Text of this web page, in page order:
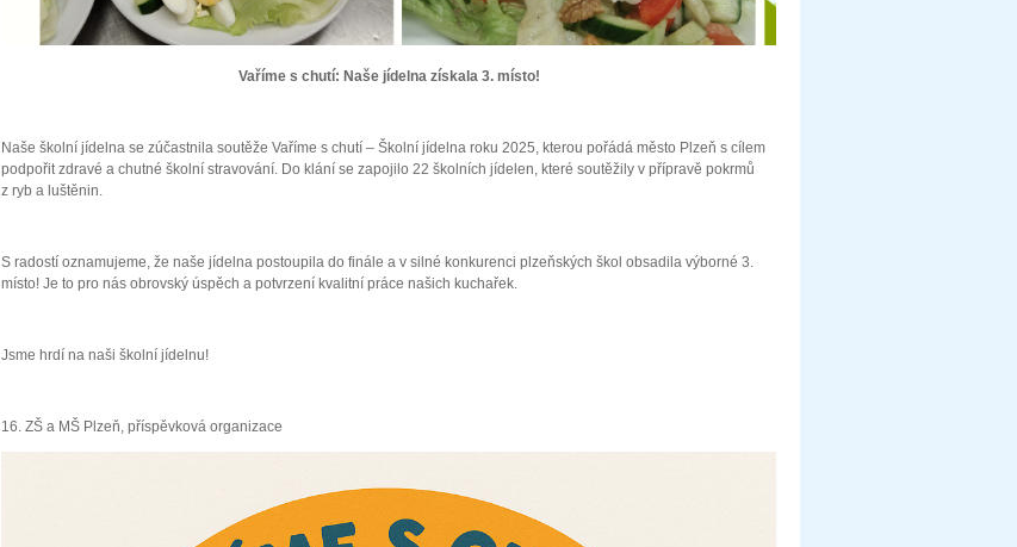
Vaříme s chutí: Naše jídelna získala 3. místo!
Naše školní jídelna se zúčastnila soutěže Vaříme s chutí – Školní jídelna roku 2025, kterou pořádá město Plzeň s cílem
podpořit zdravé a chutné školní stravování. Do klání se zapojilo 22 školních jídelen, které soutěžily v přípravě pokrmů
z ryb a luštěnin.
S radostí oznamujeme, že naše jídelna postoupila do finále a v silné konkurenci plzeňských škol obsadila výborné 3.
místo! Je to pro nás obrovský úspěch a potvrzení kvalitní práce našich kuchařek.
Jsme hrdí na naši školní jídelnu!
16. ZŠ a MŠ Plzeň, příspěvková organizace